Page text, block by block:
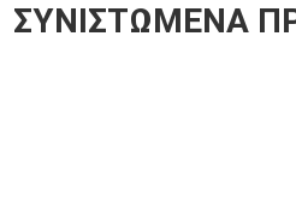
ΣΥΝΙΣΤΏΜΕΝΑ